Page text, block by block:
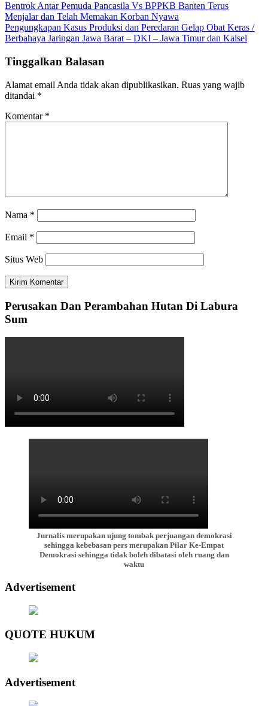
Bentrok Antar Pemuda Pancasila Vs BPPKB Banten Terus
Menjalar dan Telah Memakan Korban Nyawa
Pengungkapan Kasus Produksi dan Peredaran Gelap Obat Keras /
Berbahaya Jaringan Jawa Barat – DKI – Jawa Timur dan Kalsel
Tinggalkan Balasan
Alamat email Anda tidak akan dipublikasikan. Ruas yang wajib
ditandai *
Komentar *
Nama *
Email *
Situs Web
Perusakan Dan Perambahan Hutan Di Labura
Sum
Jurnalis merupakan ujung tombak perjuangan demokrasi
sehingga kebebasan pers merupakan Pilar Ke-Empat
Demokrasi sehingga tidak boleh dibatasi oleh ruang dan
waktu
Advertisement
QUOTE HUKUM
Advertisement